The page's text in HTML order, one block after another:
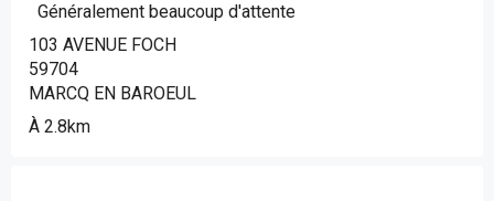
Généralement beaucoup d'attente
103 AVENUE FOCH
59704
MARCQ EN BAROEUL
À 2.8km